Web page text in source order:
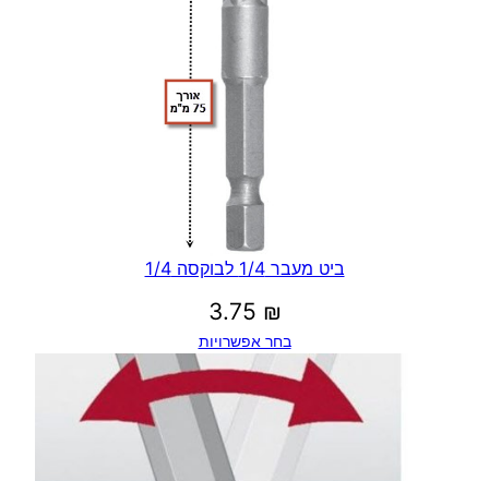
ביט מעבר 1/4 לבוקסה 1/4
3.75 ₪
בחר אפשרויות